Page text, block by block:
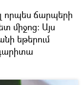
որպես ճարպերի
միջոց։ Այս
եթերում